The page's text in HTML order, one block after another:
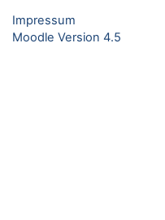
Impressum
Moodle Version 4.5